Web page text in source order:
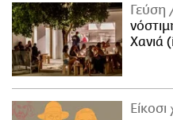
Γεύση
Χανιά